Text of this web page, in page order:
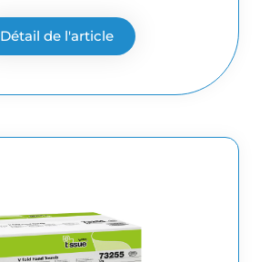
Détail de l'article